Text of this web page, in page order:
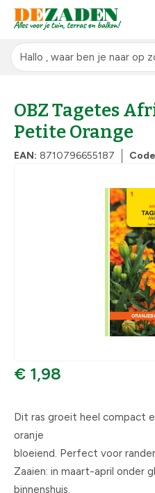
OBZ Tagetes
Petite Orange
EAN: 8710796655187
€ 1,98
Dit ras groeit heel compact
oranje
bloeiend. Perfect voor
Zaaien: in maart-april onder
binnenshuis.